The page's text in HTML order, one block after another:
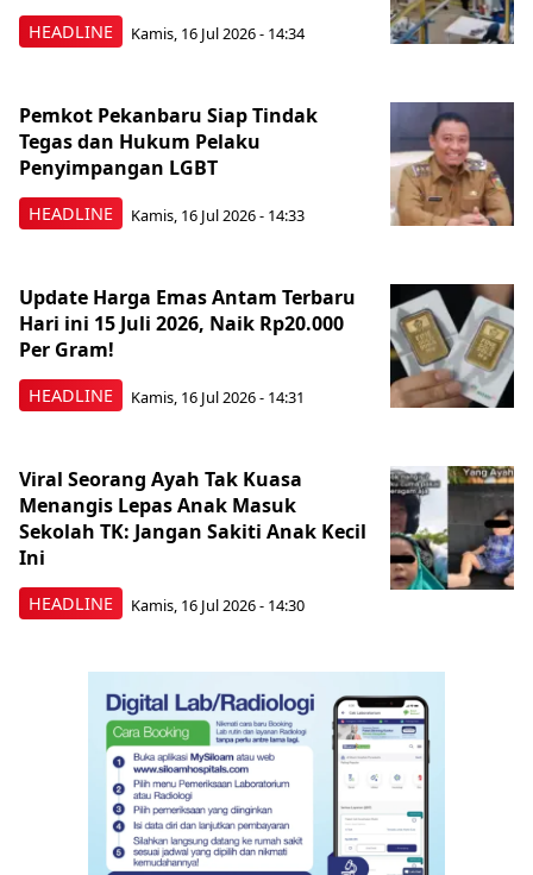
HEADLINE Kamis, 16 Jul 2026 - 14:34
HEADLINE
Pemkot Pekanbaru Siap Tindak
Tegas dan Hukum Pelaku
Penyimpangan LGBT
Kamis, 16 Jul 2026 - 14:33
HEADLINE
Update Harga Emas Antam Terbaru
Hari ini 15 Juli 2026, Naik Rp20.000
Per Gram!
Kamis, 16 Jul 2026 - 14:31
HEADLINE
Viral Seorang Ayah Tak Kuasa
Menangis Lepas Anak Masuk
Sekolah TK: Jangan Sakiti Anak Kecil
Ini
Kamis, 16 Jul 2026 - 14:30